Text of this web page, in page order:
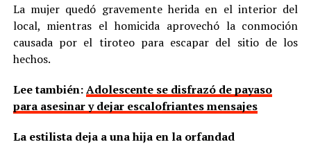
La mujer quedó gravemente herida en el interior del
local, mientras el homicida aprovechó la conmoción
causada por el tiroteo para escapar del sitio de los
hechos.
Lee también:Adolescente se disfrazó de payaso
para asesinar y dejar escalofriantes mensajes
La estilista deja a una hija en la orfandad